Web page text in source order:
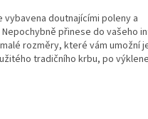
doutnajícími poleny a
přinese do vašeho
malé rozměry, které vám umožní
tradičního krbu, po